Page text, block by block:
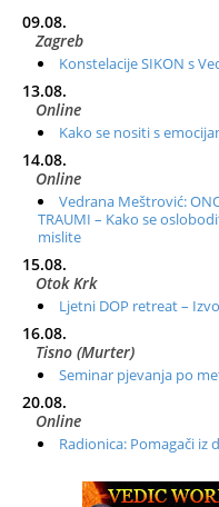
09.08.
Zagreb
Konstelacije SIKON s
13.08.
Online
Kako se nositi s
14.08.
Online
Vedrana Meštrović:
TRAUMI – Kako se
mislite
15.08.
Otok Krk
Ljetni DOP retreat –
16.08.
Tisno (Murter)
Seminar pjevanja po
20.08.
Online
Radionica: Pomagači